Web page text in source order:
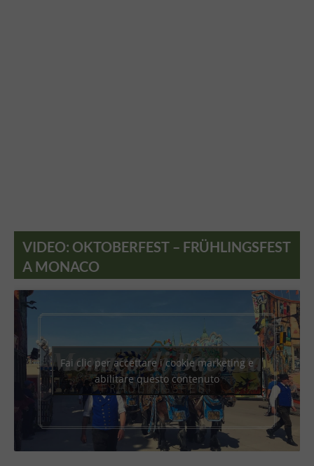
VIDEO: OKTOBERFEST – FRÜHLINGSFEST
A MONACO
Fai clic per accettare i cookie marketing e
abilitare questo contenuto